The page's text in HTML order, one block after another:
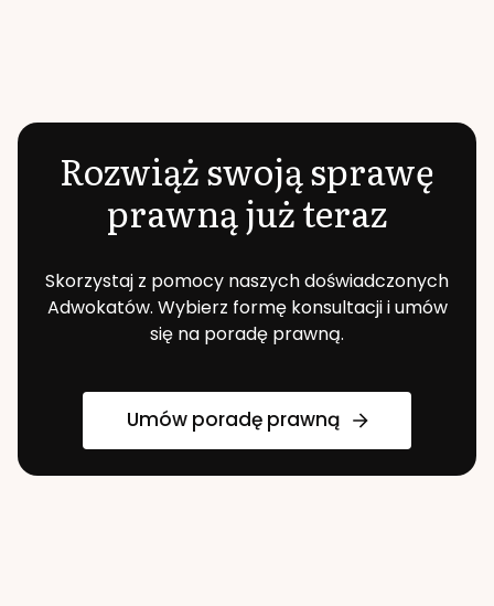
Rozwiąż swoją sprawę
prawną już teraz
Skorzystaj z pomocy naszych doświadczonych
Adwokatów. Wybierz formę konsultacji i umów
się na poradę prawną.
Umów poradę prawną